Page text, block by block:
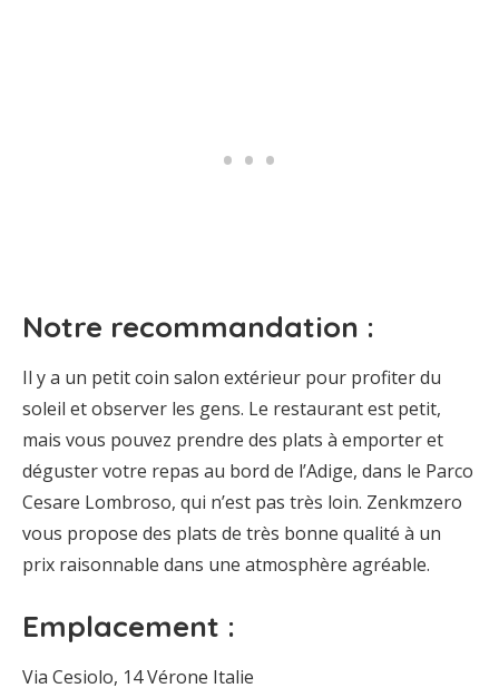
Notre recommandation :
Il y a un petit coin salon extérieur pour profiter du
soleil et observer les gens. Le restaurant est petit,
mais vous pouvez prendre des plats à emporter et
déguster votre repas au bord de l’Adige, dans le Parco
Cesare Lombroso, qui n’est pas très loin. Zenkmzero
vous propose des plats de très bonne qualité à un
prix raisonnable dans une atmosphère agréable.
Emplacement :
Via Cesiolo, 14 Vérone Italie